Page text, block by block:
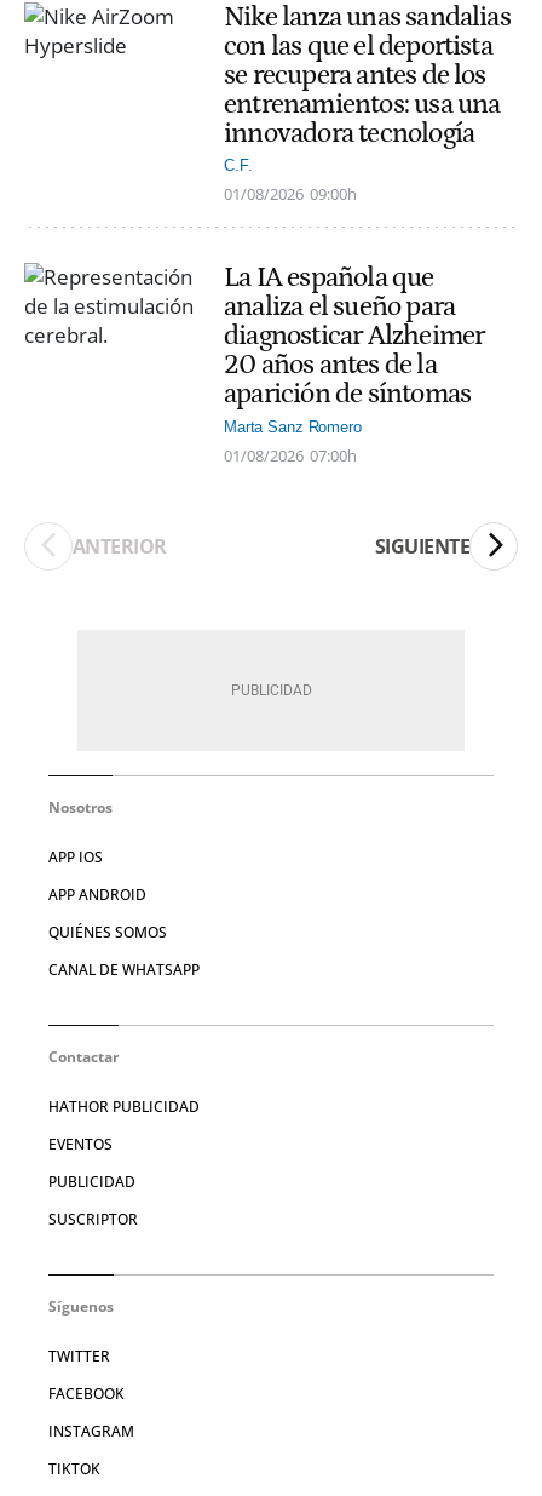
Nike lanza unas sandalias
con las que el deportista
se recupera antes de los
entrenamientos: usa una
innovadora tecnología
C.F.
01/08/2026 09:00h
La IA española que
analiza el sueño para
diagnosticar Alzheimer
20 años antes de la
aparición de síntomas
Marta Sanz Romero
01/08/2026 07:00h
ANTERIOR SIGUIENTE
Nosotros
APP IOS
APP ANDROID
QUIÉNES SOMOS
CANAL DE WHATSAPP
Contactar
HATHOR PUBLICIDAD
EVENTOS
PUBLICIDAD
SUSCRIPTOR
Síguenos
TWITTER
FACEBOOK
INSTAGRAM
TIKTOK